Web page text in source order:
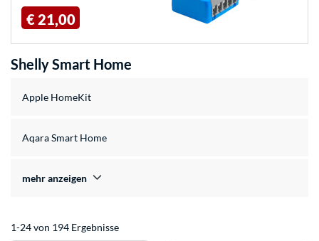
€ 21,00
Shelly Smart Home
Apple HomeKit
Aqara Smart Home
mehr anzeigen
1-24 von 194 Ergebnisse